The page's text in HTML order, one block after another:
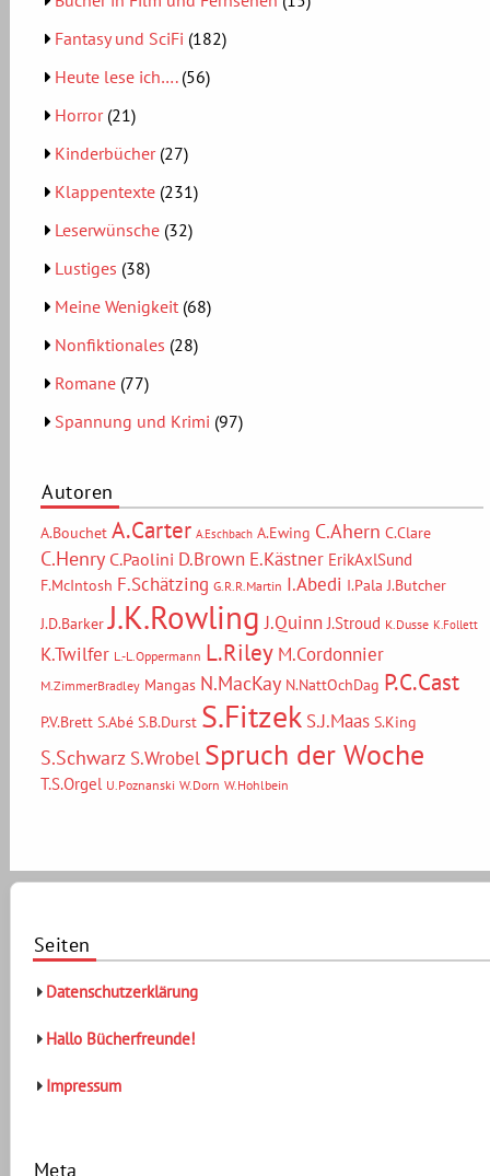
Fantasy und SciFi (182)
Heute lese ich….(56)
Horror(21)
Kinderbücher(27)
Klappentexte (231)
Leserwünsche (32)
Lustiges (38)
Meine Wenigkeit (68)
Nonfiktionales (28)
Romane (77)
Spannung und Krimi (97)
Autoren
A.Bouchet A.Carter A.Eschbach A.Ewing C.Ahern C.Clare
C.Henry C.Paolini D.Brown E.Kästner ErikAxlSund
F.McIntosh F.Schätzing G.R.R.Martin I.Abedi I.Pala J.Butcher
J.D.Barker J.K.Rowling J.Quinn J.Stroud K.Dusse K.Follett
K.Twilfer L.-L.Oppermann L.Riley M.Cordonnier
M.ZimmerBradley Mangas N.MacKay N.NattOchDag P.C.Cast
P.V.Brett S.Abé S.B.Durst S.Fitzek S.J.Maas S.King
S.Schwarz S.Wrobel Spruch der Woche
T.S.Orgel U.Poznanski W.Dorn W.Hohlbein
Seiten
Datenschutzerklärung
Hallo Bücherfreunde!
Impressum
Meta